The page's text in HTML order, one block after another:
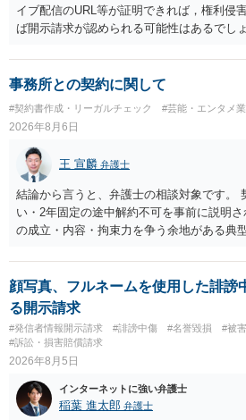
イブ配信のURL等が証明できれば，権利侵
ば開示請求が認められる可能性はあるでしょ
事務所との契約に関して
#契約書作成・リーガルチェック #芸能・エンタメ
2026年8月6日
王 宣麟 弁護士
結論から言うと、弁護士の相談対象です。
い・2年固定の途中解約不可を事前に説明
の成立・内容・拘束力を争う余地がある典
みてはいかがでしょうか。 また同時並行で
であれば）書面で退所意思の明確化はして
顔写真、フルネームを使用した誹謗
る開示請求
#発信者情報開示請求 #誹謗中傷 #名誉毀損 #被
#訴訟・損害賠償請求
2026年8月5日
インターネットに強い弁護士
稲葉 進太郎 弁護士